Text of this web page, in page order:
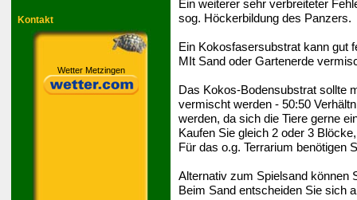
Kontakt
Wetter Metzingen
Ein weiterer sehr verbreiteter
sog. Höckerbildung des Panzers.
Ein Kokosfasersubstrat kann gut
MIt Sand oder Gartenerde
Das Kokos-Bodensubstrat sollte
vermischt werden - 50:50
werden, da sich die Tiere gerne
Kaufen Sie gleich 2 oder 3
Für das o.g. Terrarium benötigen
Alternativ zum Spielsand können
Beim Sand entscheiden Sie sich